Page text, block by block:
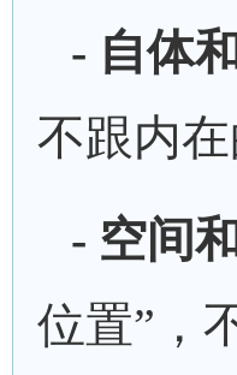
- 自体
不跟内在
- 空间
位置”，